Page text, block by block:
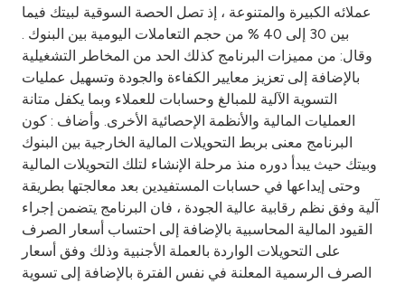
عملائه الكبيرة والمتنوعة ، إذ تصل الحصة السوقية لبيتك فيما
بين 30 إلى 40 % من حجم التعاملات اليومية بين البنوك .
وقال: من مميزات البرنامج كذلك الحد من المخاطر التشغيلية
بالإضافة إلى تعزيز معايير الكفاءة والجودة وتسهيل عمليات
التسوية الآلية للمبالغ وحسابات للعملاء وبما يكفل متانة
العمليات المالية والأنظمة الإحصائية الأخرى. وأضاف : كون
البرنامج معنى بربط التحويلات المالية الخارجية بين البنوك
وبيتك حيث يبدأ دوره منذ مرحلة الإنشاء لتلك التحويلات المالية
وحتى إيداعها في حسابات المستفيدين بعد معالجتها بطريقة
آلية وفق نظم رقابية عالية الجودة ، فان البرنامج يتضمن إجراء
القيود المالية المحاسبية بالإضافة إلى احتساب أسعار الصرف
على التحويلات الواردة بالعملة الأجنبية وذلك وفق أسعار
الصرف الرسمية المعلنة في نفس الفترة بالإضافة إلى تسوية